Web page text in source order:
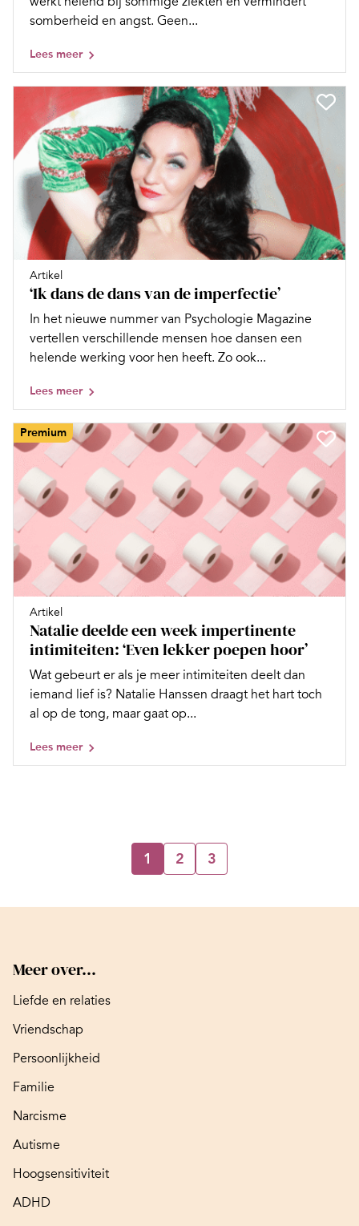
somberheid en angst. Geen...
Lees meer
Artikel
‘Ik dans de dans van de imperfectie’
In het nieuwe nummer van Psychologie Magazine
vertellen verschillende mensen hoe dansen een
helende werking voor hen heeft. Zo ook...
Lees meer
Premium
Artikel
Natalie deelde een week impertinente
intimiteiten: ‘Even lekker poepen hoor’
Wat gebeurt er als je meer intimiteiten deelt dan
iemand lief is? Natalie Hanssen draagt het hart toch
al op de tong, maar gaat op...
Lees meer
1 2 3
Meer over...
Liefde en relaties
Vriendschap
Persoonlijkheid
Familie
Narcisme
Autisme
Hoogsensitiviteit
ADHD